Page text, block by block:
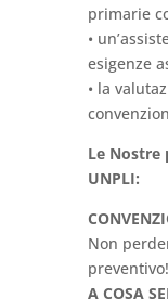
primarie
•
esigenze
• la
Le Nostre
UNPLI:
Non
preventivo!
A COSA